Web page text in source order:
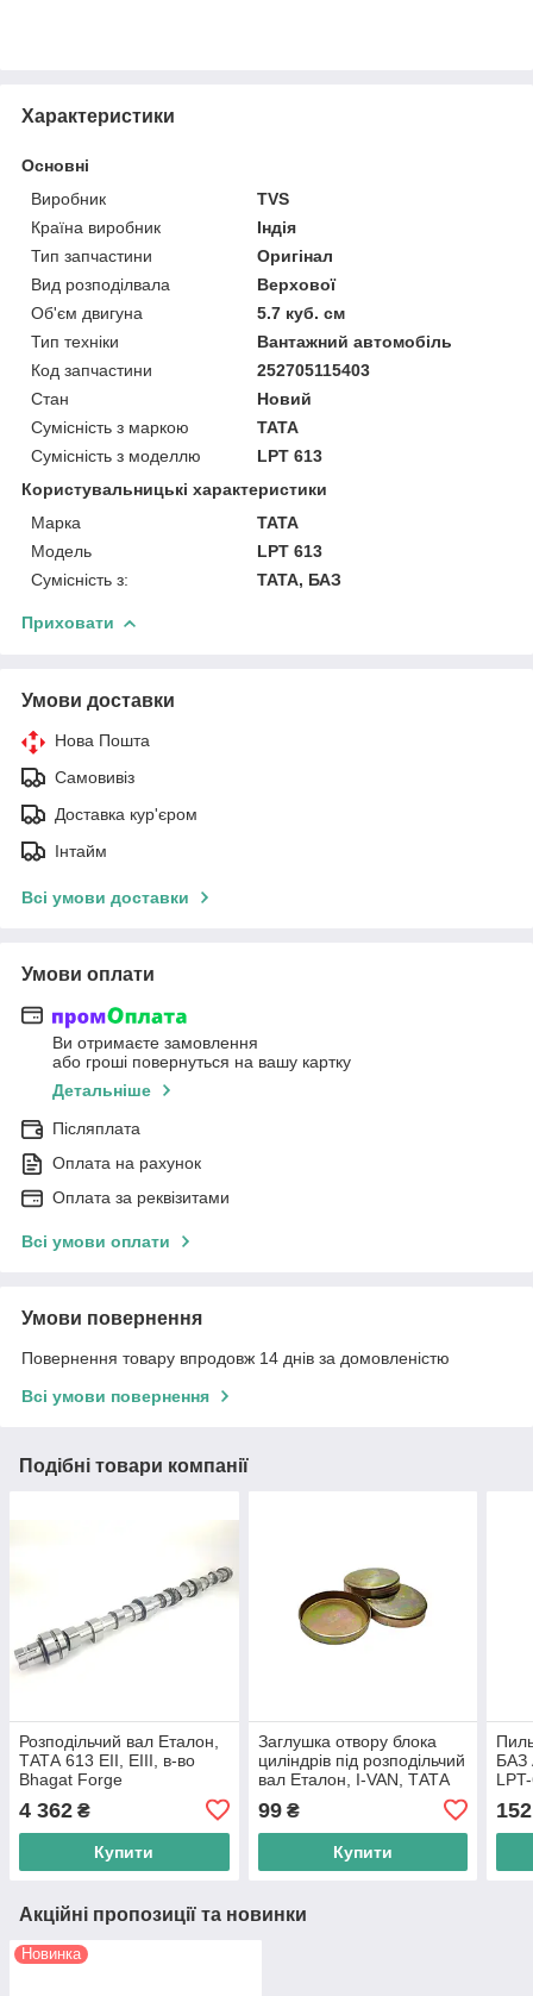
Характеристики
Основні
Виробник
TVS
Країна виробник
Індія
Тип запчастини
Оригінал
Вид розподілвала
Верхової
Об'єм двигуна
5.7 куб. см
Тип техніки
Вантажний автомобіль
Код запчастини
252705115403
Стан
Новий
Сумісність з маркою
TATA
Сумісність з моделлю
LPT 613
Користувальницькі характеристики
Марка
TATA
Модель
LPT 613
Сумісність з:
TATA, БАЗ
Приховати
Умови доставки
Нова Пошта
Самовивіз
Доставка кур'єром
Інтайм
Всі умови доставки
Умови оплати
Ви отримаєте замовлення
або гроші повернуться на вашу картку
Детальніше
Післяплата
Оплата на рахунок
Оплата за реквізитами
Всі умови оплати
Умови повернення
Повернення товару впродовж 14 днів за домовленістю
Всі умови повернення
Подібні товари компанії
Розподільчий вал Еталон,
ТАТА 613 EII, EIII, в-во
Bhagat Forge
4 362 ₴
Купити
Заглушка отвору блока
циліндрів під розподільчий
вал Еталон, I-VAN, ТАТА
613 E1, E2, E3, в-во Індія
99₴
Купити
БАЗ
152
Акційні пропозиції та новинки
Новинка